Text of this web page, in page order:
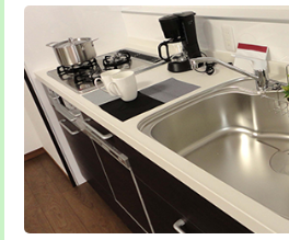
給水管工事※（バンド止め)
給水管工事※（支持金具設置)
給水管工事※（保温材使用（バンド止
め込み）)
給水管工事※（土の掘削・埋め戻し作
追加トーラー機使用/3m超え
カメラ調査
桝清掃
止水・漏水調査・防水処理・清掃・修
理・調整・分解・加工など（軽作業）
止水・漏水調査・防水処理・清掃・修